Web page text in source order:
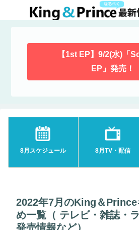
【1st EP】9/2(水)「
EP」発売！
8月スケジュール 8月TV・配信
2022年7月のKing＆Prince
め一覧（ テレビ・雑誌・
発売情報など）